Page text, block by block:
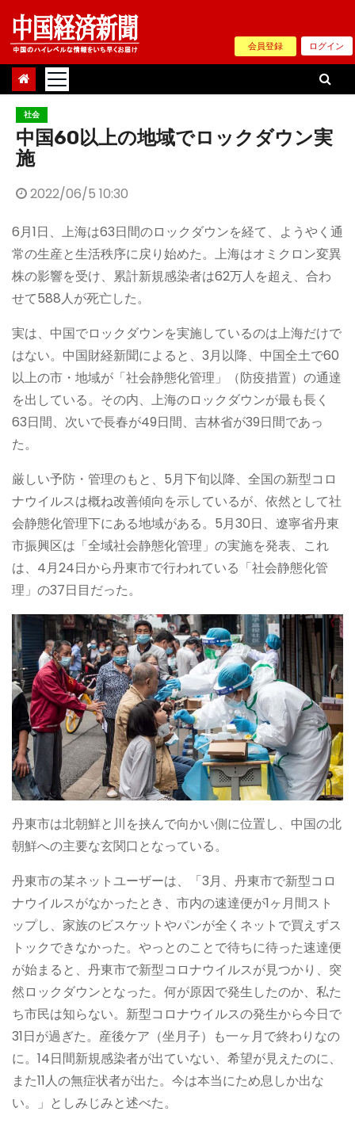
Skip
content
会員登録 ログイン
社会
中国60以上の地域でロックダウン実
施
2022/06/5 10:30
6月1日、上海は63日間のロックダウンを経て、ようやく通
常の生産と生活秩序に戻り始めた。上海はオミクロン変異
株の影響を受け、累計新規感染者は62万人を超え、合わ
せて588人が死亡した。
実は、中国でロックダウンを実施しているのは上海だけで
はない。中国財経新聞によると、3月以降、中国全土で60
以上の市・地域が「社会静態化管理」（防疫措置）の通達
を出している。その内、上海のロックダウンが最も長く
63日間、次いで長春が49日間、吉林省が39日間であっ
た。
厳しい予防・管理のもと、5月下旬以降、全国の新型コロ
ナウイルスは概ね改善傾向を示しているが、依然として社
会静態化管理下にある地域がある。5月30日、遼寧省丹東
市振興区は「全域社会静態化管理」の実施を発表、これ
は、4月24日から丹東市で行われている「社会静態化管
理」の37日目だった。
丹東市は北朝鮮と川を挟んで向かい側に位置し、中国の北
朝鮮への主要な玄関口となっている。
丹東市の某ネットユーザーは、「3月、丹東市で新型コロ
ナウイルスがなかったとき、市内の速達便が1ヶ月間スト
ップし、家族のビスケットやパンが全くネットで買えずス
トックできなかった。やっとのことで待ちに待った速達便
が始まると、丹東市で新型コロナウイルスが見つかり、突
然ロックダウンとなった。何が原因で発生したのか、私た
ち市民は知らない。新型コロナウイルスの発生から今日で
31日が過ぎた。産後ケア（坐月子）も一ヶ月で終わりなの
に。14日間新規感染者が出ていない、希望が見えたのに、
また11人の無症状者が出た。今は本当にため息しか出な
い。」としみじみと述べた。